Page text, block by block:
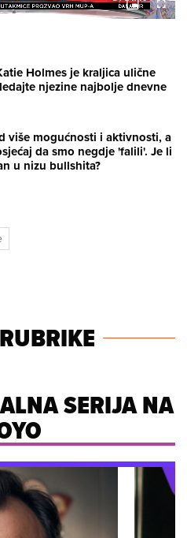
Holmes je kraljica ulične
njezine najbolje dnevne
više mogućnosti i aktivnosti, a
da smo negdje 'falili'. Je li
u nizu bullshita?
SERIJA NA